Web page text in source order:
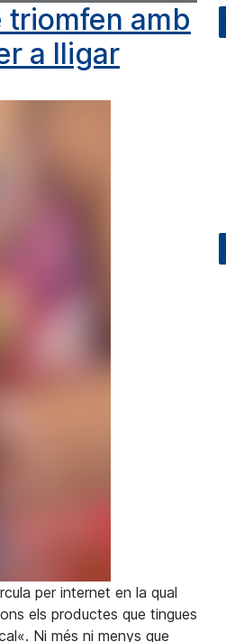
triomfen amb
a lligar
per internet en la qual
els productes que tingues
Ni més ni menys que